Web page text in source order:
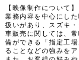
【映像制作について】
業務内容を中心にし
扱いがあり、スズキ
車販売に関しては、
備ができる「指定工
ることなどの強みを